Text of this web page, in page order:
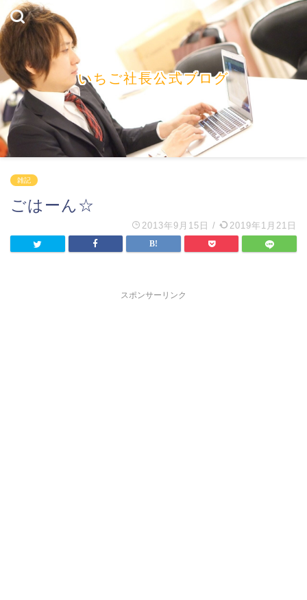
いちご社長公式ブログ
雑記
ごはーん☆
2013年9月15日 / 2019年1月21日
スポンサーリンク